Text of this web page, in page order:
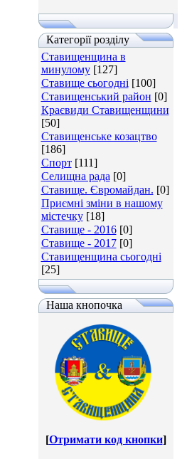
Категорії розділу
Ставищенщина в
минулому [127]
Ставище сьогодні [100]
Ставищенський район [0]
Краєвиди Ставищенщини
[50]
Ставищенське козацтво
[186]
Спорт [111]
Селищна рада [0]
Ставище. Євромайдан. [0]
Приємні зміни в нашому
містечку [18]
Ставище - 2016 [0]
Ставище - 2017 [0]
Ставищенщина сьогодні
[25]
Наша кнопочка
[Отримати код кнопки]